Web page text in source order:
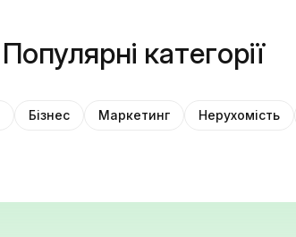
Популярні категорії
Бізнес Маркетинг Нерухомість